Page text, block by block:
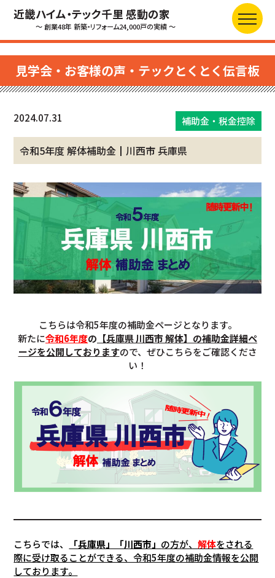
近畿ハイム・テック千里 感動の家
～ 創業48年 新築・リフォーム24,000戸の実績 ～
見学会・お客様の声・テックとくとく伝言板
2024.07.31 補助金・税金控除
令和5年度 解体補助金┃川西市 兵庫県
こちらは令和5年度の補助金ページとなります。
新たに令和6年度の 【兵庫県 川西市 解体】の補助金詳細ペ
ージを公開しておりますので、ぜひこちらをご確認くださ
い！
こちらでは、 「兵庫県」「川西市」 の方が、解体をされる
際に受け取ることができる、令和5年度の補助金情報を公開
しております。